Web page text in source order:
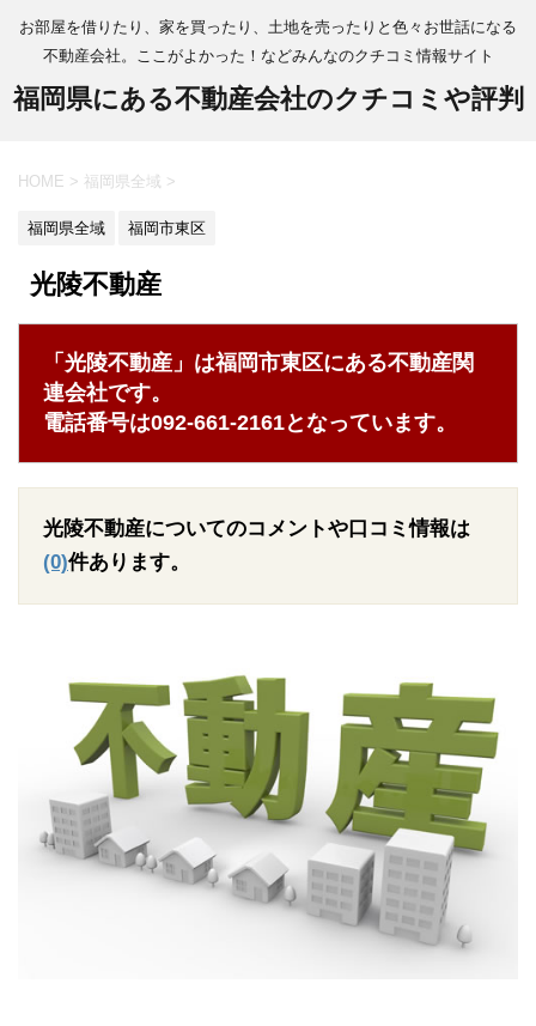
お部屋を借りたり、家を買ったり、土地を売ったりと色々お世話になる
不動産会社。ここがよかった！などみんなのクチコミ情報サイト
福岡県にある不動産会社のクチコミや評判
HOME > 福岡県全域 >
福岡県全域 福岡市東区
光陵不動産
「光陵不動産」は福岡市東区にある不動産関
連会社です。
電話番号は092-661-2161となっています。
光陵不動産についてのコメントや口コミ情報は
(0)件あります。